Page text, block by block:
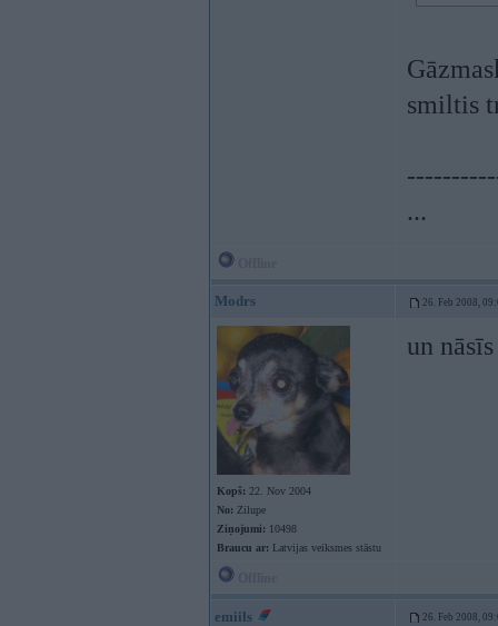
smiltis
...
Modrs 26. Feb 2008,
Kopš: 22. Nov 2004
No: Zilupe
Ziņojumi: 10498
Braucu ar: Latvijas veiksmes stāstu
un
emiils 26. Feb 2008,